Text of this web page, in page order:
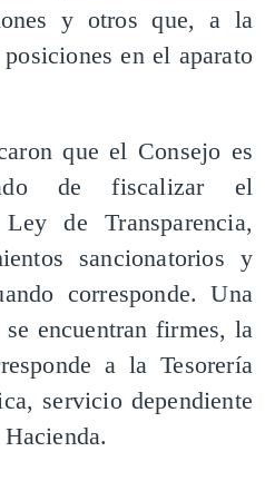
y otros que, a la
en el aparato
que el Consejo es
de fiscalizar el
de Transparencia,
sancionatorios y
corresponde. Una
encuentran firmes, la
a la Tesorería
servicio dependiente